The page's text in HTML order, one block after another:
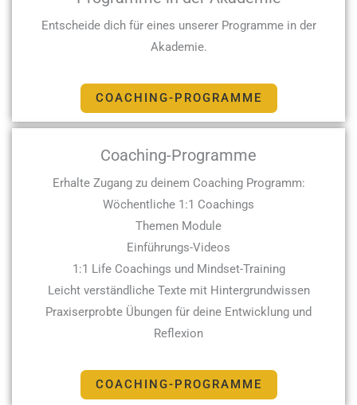
Entscheide dich für eines unserer Programme in der
Akademie.
COACHING-PROGRAMME
Coaching-Programme
Erhalte Zugang zu deinem Coaching Programm:
Wöchentliche 1:1 Coachings
Themen Module
Einführungs-Videos
1:1 Life Coachings und Mindset-Training
Leicht verständliche Texte mit Hintergrundwissen
Praxiserprobte Übungen für deine Entwicklung und
Reflexion
COACHING-PROGRAMME